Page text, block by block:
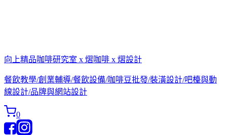
向上精品咖啡研究室 x 熠咖啡 x 熠設計
餐飲教學/創業輔導/餐飲設備/咖啡豆批發/裝潢設計/吧檯與動
線設計/品牌與網站設計
0